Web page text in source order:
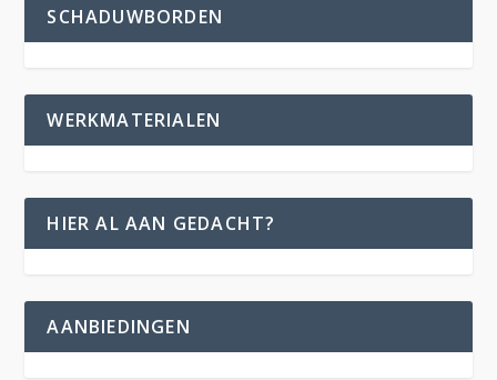
SCHADUWBORDEN
WERKMATERIALEN
HIER AL AAN GEDACHT?
AANBIEDINGEN